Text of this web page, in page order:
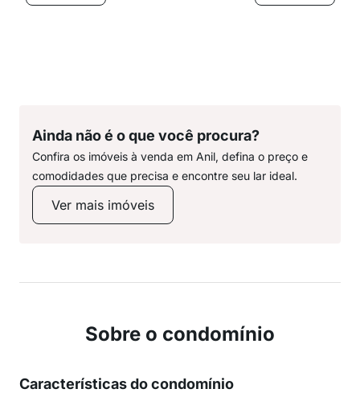
Ainda não é o que você procura?
Confira os imóveis à venda em Anil, defina o preço e
comodidades que precisa e encontre seu lar ideal.
Ver mais imóveis
Sobre o condomínio
Características do condomínio